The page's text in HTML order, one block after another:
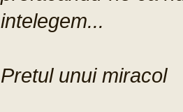
intelegem...
Pretul unui miracol